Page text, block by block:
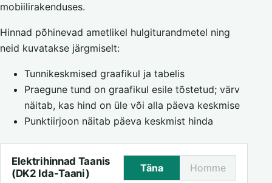
mobiilirakenduses.
Hinnad põhinevad ametlikel hulgiturandmetel ning
neid kuvatakse järgmiselt:
Tunnikeskmised graafikul ja tabelis
Praegune tund on graafikul esile tõstetud; värv
näitab, kas hind on üle või alla päeva keskmise
Punktiirjoon näitab päeva keskmist hinda
Elektrihinnad Taanis
(DK2 Ida-Taani)
Täna Homme